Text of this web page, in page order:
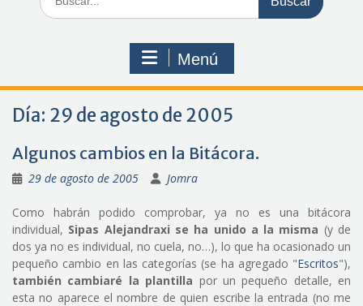
Menú
Día: 29 de agosto de 2005
Algunos cambios en la Bitácora.
29 de agosto de 2005 Jomra
Como habrán podido comprobar, ya no es una bitácora
individual, Sipas Alejandraxi se ha unido a la misma (y de
dos ya no es individual, no cuela, no…), lo que ha ocasionado un
pequeño cambio en las categorías (se ha agregado "Escritos"),
también cambiaré la plantilla por un pequeño detalle, en
esta no aparece el nombre de quien escribe la entrada (no me